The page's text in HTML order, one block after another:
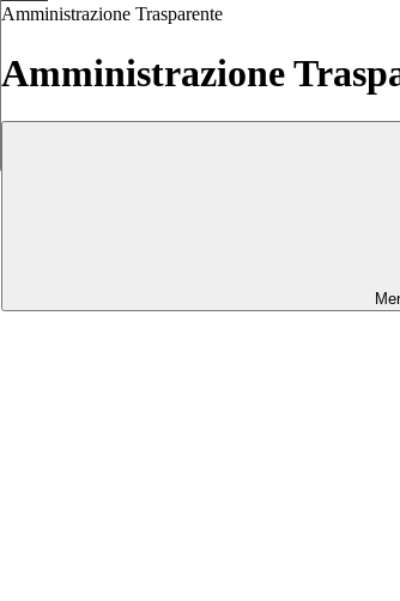
Amministrazione Trasparente
Amministrazione